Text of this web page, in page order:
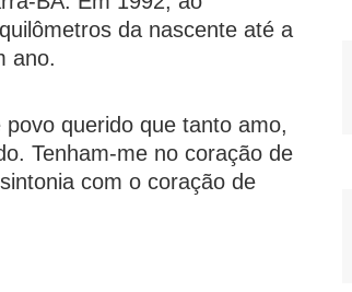
da nascente até a
ano.
querido que tanto amo,
Tenham-me no coração de
com o coração de